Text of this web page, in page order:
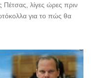
Πέτσας, λίγες ώρες πριν
για το πώς θα